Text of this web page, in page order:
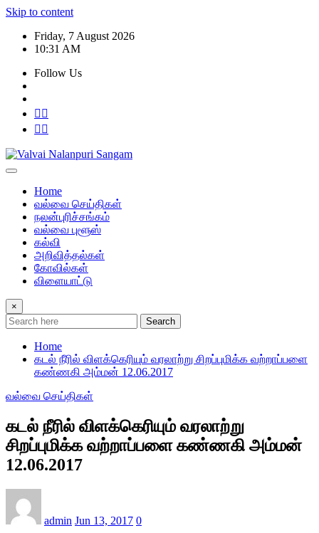
Skip to content
Friday, 7 August 2026
10:31 AM
Follow Us
Home
வல்வை செய்திகள்
நலன்புரிச்சங்கம்
வல்வை புளூஸ்
கல்வி
அறிவித்தல்கள்
கோவில்கள்
விளையாட்டு
×
Search
Home
கடல் நீரில் விளக்கெரியும் வரலாற்று சிறப்புமிக்க வற்றாப்பளை
கண்ணகி அம்மன் 12.06.2017
வல்வை செய்திகள்
கடல் நீரில் விளக்கெரியும் வரலாற்று
சிறப்புமிக்க வற்றாப்பளை கண்ணகி அம்மன்
12.06.2017
admin Jun 13, 2017 0